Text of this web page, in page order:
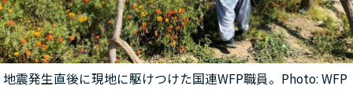
地震発生直後に現地に駆けつけた国連WFP職員。Photo: WFP